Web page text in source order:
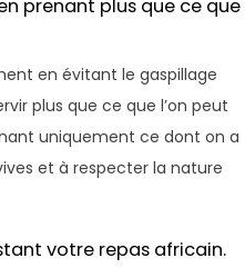
prenant plus que ce que
en évitant le gaspillage
plus que ce que l’on peut
uniquement ce dont on a
et à respecter la nature
votre repas africain.